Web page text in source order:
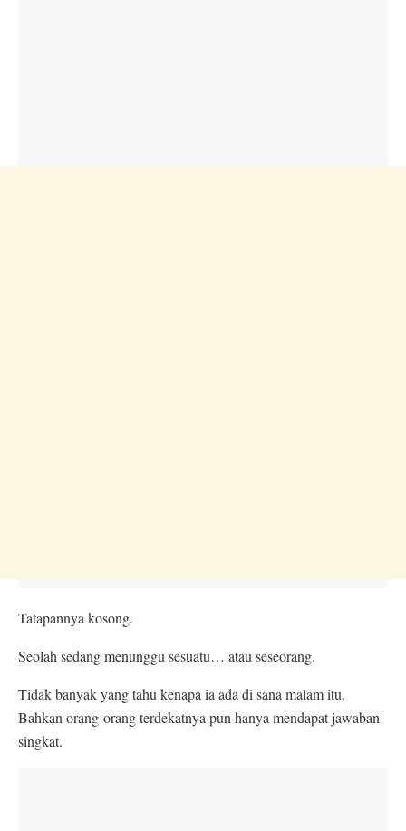
Tatapannya kosong.
Seolah sedang menunggu sesuatu… atau seseorang.
Tidak banyak yang tahu kenapa ia ada di sana malam itu.
Bahkan orang-orang terdekatnya pun hanya mendapat jawaban
singkat.